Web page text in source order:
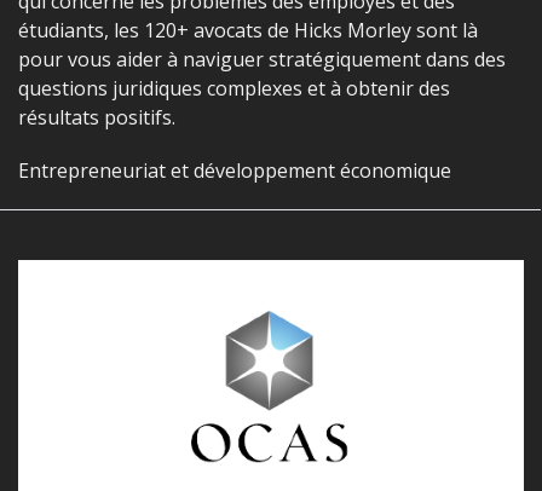
étudiants, les 120+ avocats de Hicks Morley sont là
pour vous aider à naviguer stratégiquement dans des
questions juridiques complexes et à obtenir des
résultats positifs.
Entrepreneuriat et développement économique